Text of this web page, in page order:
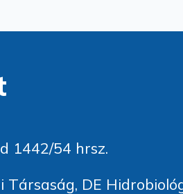
1442/54 hrsz.
DE